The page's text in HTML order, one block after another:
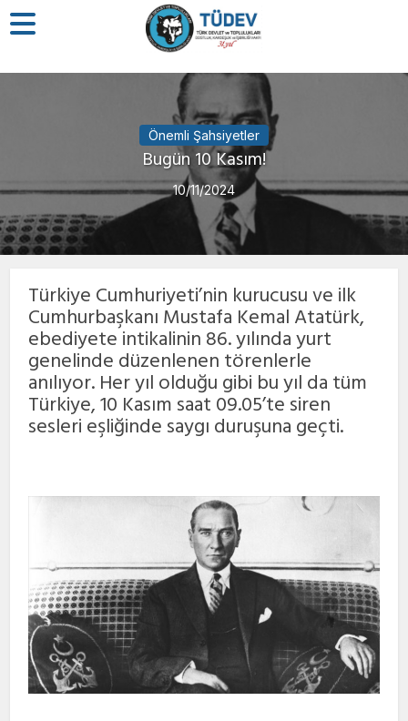
Önemli Şahsiyetler
Bugün 10 Kasım!
10/11/2024
Türkiye Cumhuriyeti’nin kurucusu ve ilk
Cumhurbaşkanı Mustafa Kemal Atatürk,
ebediyete intikalinin 86. yılında yurt
genelinde düzenlenen törenlerle
anılıyor. Her yıl olduğu gibi bu yıl da tüm
Türkiye, 10 Kasım saat 09.05’te siren
sesleri eşliğinde saygı duruşuna geçti.